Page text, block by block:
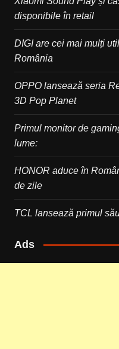
disponibile în retail
DIGI are cei mai mulți
România
OPPO lansează seria
3D Pop Planet
Primul monitor de
lume:
HONOR aduce în
de zile
TCL lansează primul
Ads